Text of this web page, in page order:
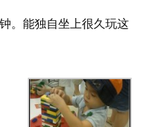
。能独自坐上很久玩这